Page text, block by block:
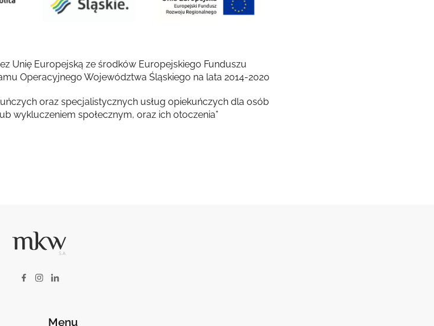
Unię Europejską ze środków Europejskiego Funduszu
Operacyjnego Województwa Śląskiego na lata 2014-2020
oraz specjalistycznych usług opiekuńczych dla osób
wykluczeniem społecznym, oraz ich otoczenia”
Menu